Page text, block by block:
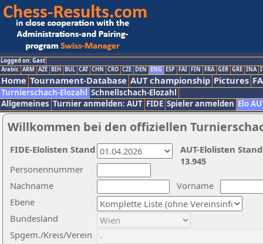
Logged on: Gast
Arabic ARM AZE BIH BUL CAT CHN CRO CZE DEN ENG ESP FAI FIN FRA GER GRE INA
Home Tournament-Database AUT championship Pictures
Turnierschach-Elozahl Schnellschach-Elozahl
Allgemeines Turnier anmelden: AUT FIDE Spieler anmelden Elo
Willkommen bei den offiziellen
Nachname
Vorname
Ebene
Personennummer
Bundesland
Spgem./Kreis/Verein
AUT-Elolisten
13.945
FIDE-Elolisten Stand